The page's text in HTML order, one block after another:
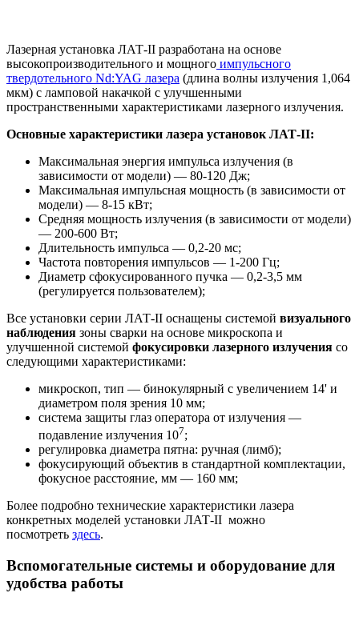
Лазерная установка ЛАТ-II разработана на основе
высокопроизводительного и мощного импульсного
твердотельного Nd:YAG лазера (длина волны излучения 1,064
мкм) с ламповой накачкой с улучшенными
пространственными характеристиками лазерного излучения.
Основные характеристики лазера установок ЛАТ-II:
Максимальная энергия импульса излучения (в
зависимости от модели) — 80-120 Дж;
Максимальная импульсная мощность (в зависимости от
модели) — 8-15 кВт;
Средняя мощность излучения (в зависимости от модели)
— 200-600 Вт;
Длительность импульса — 0,2-20 мс;
Частота повторения импульсов — 1-200 Гц;
Диаметр сфокусированного пучка — 0,2-3,5 мм
(регулируется пользователем);
Все установки серии ЛАТ-II оснащены системой визуального
наблюдения зоны сварки на основе микроскопа и
улучшенной системой фокусировки лазерного излучения со
следующими характеристиками:
микроскоп, тип — бинокулярный с увеличением 14' и
диаметром поля зрения 10 мм;
система защиты глаз оператора от излучения —
подавление излучения 107;
регулировка диаметра пятна: ручная (лимб);
фокусирующий объектив в стандартной комплектации,
фокусное расстояние, мм — 160 мм;
Более подробно технические характеристики лазера
конкретных моделей установки ЛАТ-II можно
посмотреть здесь.
Вспомогательные системы и оборудование для
удобства работы